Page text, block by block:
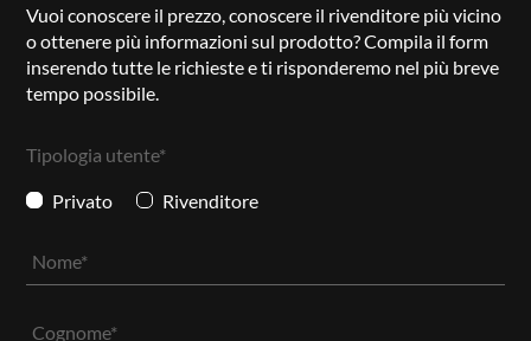
Vuoi conoscere il prezzo, conoscere il rivenditore più vicino
o ottenere più informazioni sul prodotto? Compila il form
inserendo tutte le richieste e ti risponderemo nel più breve
tempo possibile.
Tipologia utente*
Privato Rivenditore